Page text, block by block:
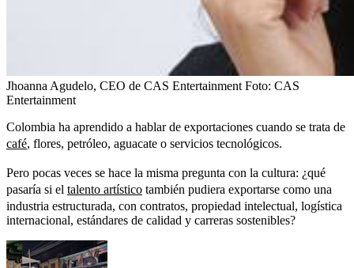
Jhoanna Agudelo, CEO de CAS EntertainmentFoto: CAS
Entertainment
Colombia ha aprendido a hablar de exportaciones cuando se trata de
café, flores, petróleo, aguacate o servicios tecnológicos.
Pero pocas veces se hace la misma pregunta con la cultura: ¿qué
pasaría si el talento artístico también pudiera exportarse como una
industria estructurada, con contratos, propiedad intelectual, logística
internacional, estándares de calidad y carreras sostenibles?